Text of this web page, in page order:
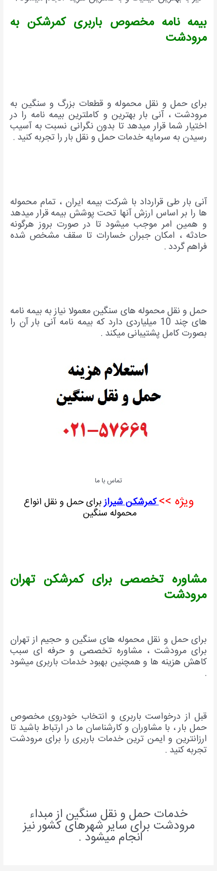
بیمه نامه مخصوص باربری کمرشکن به
مرودشت
برای حمل و نقل محموله و قطعات بزرگ و سنگین به
مرودشت ، آنی بار بهترین و کاملترین بیمه نامه را در
اختیار شما قرار میدهد تا بدون نگرانی نسبت به آسیب
رسیدن به سرمایه خدمات حمل و نقل بار را تجربه کنید .
آنی بار طی قرارداد با شرکت بیمه ایران ، تمام محموله
ها را بر اساس ارزش آنها تحت پوشش بیمه قرار میدهد
و همین امر موجب میشود تا در صورت بروز هرگونه
حادثه ، امکان جبران خسارات تا سقف مشخص شده
فراهم گردد .
حمل و نقل محموله های سنگین معمولا نیاز به بیمه نامه
های چند 10 میلیاردی دارد که بیمه نامه آنی بار آن را
بصورت کامل پشتیبانی میکند .
تماس با ما
ویژه >>کمرشکن شیرازبرای حمل و نقل انواع
محموله سنگین
مشاوره تخصصی برای کمرشکن تهران
مرودشت
برای حمل و نقل محموله های سنگین و حجیم از تهران
برای مرودشت ، مشاوره تخصصی و حرفه ای سبب
کاهش هزینه ها و همچنین بهبود خدمات باربری میشود
.
قبل از درخواست باربری و انتخاب خودروی مخصوص
حمل بار ، با مشاوران و کارشناسان ما در ارتباط باشید تا
ارزانترین و ایمن ترین خدمات باربری را برای مرودشت
تجربه کنید .
خدمات حمل و نقل سنگین از مبداء
مرودشت برای سایر شهرهای کشور نیز
انجام میشود .